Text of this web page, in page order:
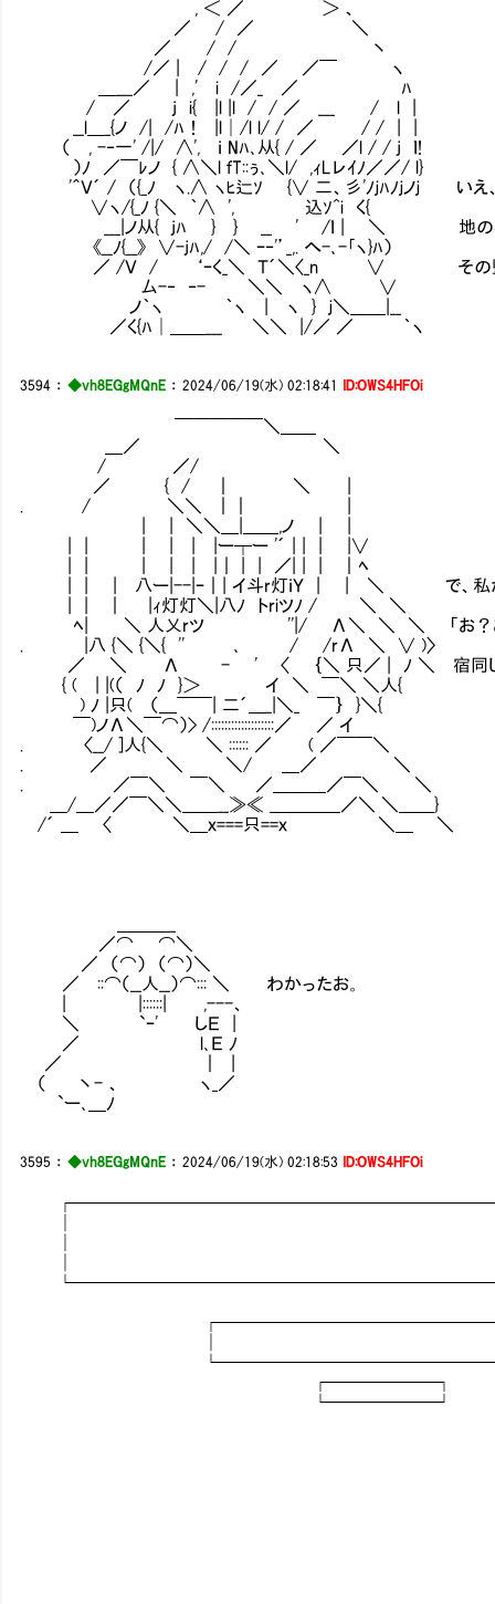
, ＜ ／ ＞ 、
／ / ／ ＼
／ / / 丶
/／ | / / / ／ ／￣ ヽ
＿___／ | ,' i /／_ ／ ﾊ
/ ／ j i{ |l |l / / ／ ___ / l |
__l＿_{ノ /| /ﾊ！ |l│/l l/ / ／ / / | |
（ , -‐一' /|/ ∧', ｉ Nﾊ､从{ / ／ ／l / / j ｌ!
）ﾉ ／￣ﾚノ { ∧＼l ｆT::ぅ､＼l/ ,ｨLレｲﾉ／／/ l}
'＾Ｖ´ / （{_ﾉ ヽ.∧ ヽﾋ辷ｿ {∨ 二、彡'ﾉｊﾊﾉｊノｊ いえ、
∨ヽ/{_ﾉ {＼ ｀∧ ', 込ｿ^i く{
___|ノ从{ jﾊ } } __ ' /ｌ | ＼ 地の神殿は、基
《__ﾉ{__》 ∨-jﾊ,/ /＼ ｰ‐'’_,. へ-､-｢ヽ}ﾊ）
／ /Ｖ / ‘ｰく_＼ Ｔ´＼〈_n ∨ その監督
厶-‐ ‐- ＼＼ ヽ∧ ∨
ノ｀ヽ ｀ヽ | ヽ } ｊ＼＿＿|__
／く{ﾊ│＿＿___ ＼＼ |/／ ／ ｀ヽ
3594 ：◆vh8EGgMQnE ：2024/06/19(水) 02:18:41 ID:OWS4HFOi
￣￣￣￣￣＼＿＿
＿／ ＼
/ ／/
／ { / ｜ ＼ |
. / ＼＼ ｜｜ |
| | ＼＼＿|＿＿,ノ | |
| | | | | |ー┬ー '´ | | | |∨
| | | | | |｜ | | ／| | | ｜ﾍ
| | | 八ー|--|ｰ｜| イ斗r灯ｉＹ | | ＼ で、私がここ
| | ｜ |ｨ灯灯＼|八ﾉ トriツﾉ / ＼ ＼
ﾍ| ＼ 人乂rツ ''|/ Λ＼ ＼ ＼ 「お？あの馬車
. |八 {＼ {＼{ '' ､ / /rΛ ＼ ∨ )〉
／ ＼ Λ - ' 〈 ｛＼ 只／ | ﾉ ＼ 宿同じとこでし
{ ( | |(（ ﾉ ﾉ }＞ イ ＼ ￣＼ ＼人{
) ﾉ |只( （＿￣￣| 二´＿_|＼_ ￣｝ }＼{
￣)ノΛ＼￣⌒）> /:::::::::::::::::::／ ／ イ
. 〈__/ ]人{＼ ＼ :::::: ／ ( ／￣￣＼
. ／ ＼ ＼/ ＿／ ＼
. ／￣＼ ￣＼ ／＿＿＿／￣＼ ＼
＿/＿／／￣＼＼＿＿__≫≪ ＿＿＿＿／＼ ＼＿＿}
/´ ＿ 〈 ＼＿ｘ===只==ｘ ＼＿ ＼
／⌒ ⌒＼
／ （⌒） （⌒）＼
／ ::⌒（__人__）⌒::: ＼ わかったお。
| |::::::| ,---、
＼ `ｰ' しＥ |
／ l､Ｅ ﾉ
／ ｜ |
（ 丶- 、 ヽ_／
`ー､＿ﾉ
3595 ：◆vh8EGgMQnE ：2024/06/19(水) 02:18:53 ID:OWS4HFOi
┌──────┐
└──────┘